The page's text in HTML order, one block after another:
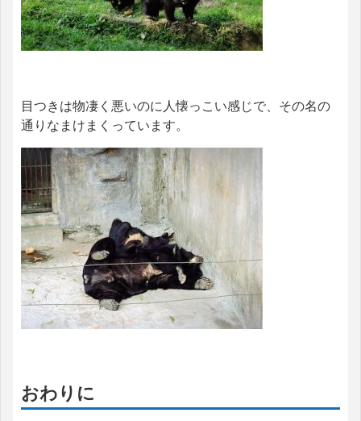
目つきは物凄く悪いのに人懐っこい感じで、その名の
通りなまけまくっています。
おわりに